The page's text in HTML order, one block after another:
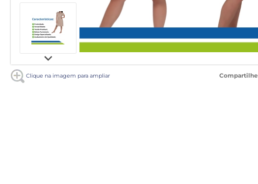
Clique na imagem para ampliar Compartilhe